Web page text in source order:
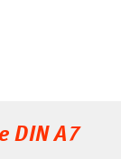
DIN A7